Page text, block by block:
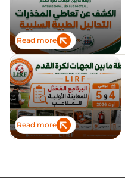
Read more
Read more